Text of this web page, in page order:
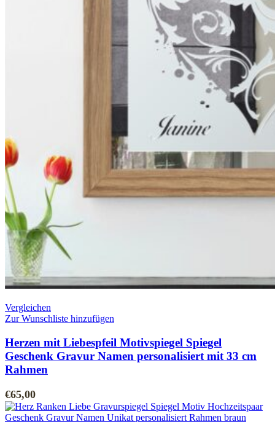
Vergleichen
Zur Wunschliste hinzufügen
Herzen mit Liebespfeil Motivspiegel Spiegel
Geschenk Gravur Namen personalisiert mit 33 cm
Rahmen
€65,00